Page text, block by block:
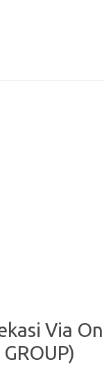
Via